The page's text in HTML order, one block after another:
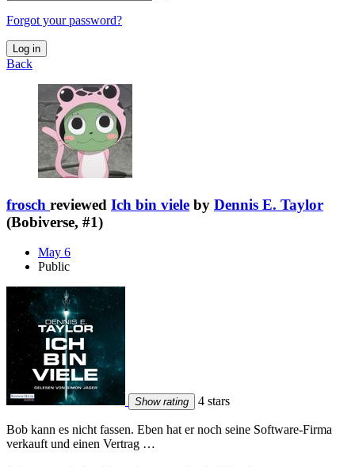
Forgot your password?
Log in
Back
frosch reviewed Ich bin viele by Dennis E. Taylor
(Bobiverse, #1)
May 6
Public
Show rating 4 stars
Bob kann es nicht fassen. Eben hat er noch seine Software-Firma
verkauft und einen Vertrag …